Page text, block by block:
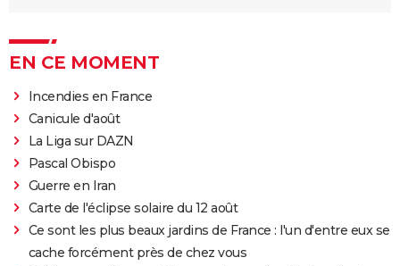
EN CE MOMENT
Incendies en France
Canicule d'août
La Liga sur DAZN
Pascal Obispo
Guerre en Iran
Carte de l'éclipse solaire du 12 août
Ce sont les plus beaux jardins de France : l'un d'entre eux se
cache forcément près de chez vous